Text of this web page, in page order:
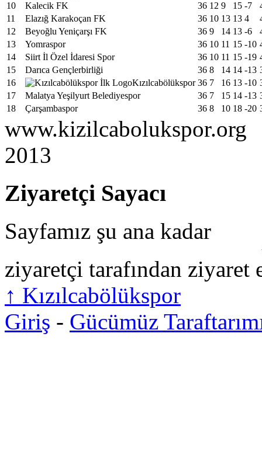
10
Kalecik FK 36 12 9 15 -7
11
Elazığ Karakoçan FK 36 10 13 13 4
12
Beyoğlu Yeniçarşı FK 36 9 14 13 -6
13
Yomraspor 36 10 11 15 -10
14
Siirt İl Özel İdaresi Spor 36 10 11 15 -19
15
Darıca Gençlerbirliği 36 8 14 14 -13
16
Kızılcabölükspor 36 7 16 13 -10
17
Malatya Yeşilyurt Belediyespor 36 7 15 14 -13
18
Çarşambaspor 36 8 10 18 -20
www.kizilcabolukspor.org
2013
Ziyaretçi Sayacı
Sayfamız şu ana kadar
ziyaretçi tarafından ziyaret
↑ Kızılcabölükspor
Giriş - Gücümüz